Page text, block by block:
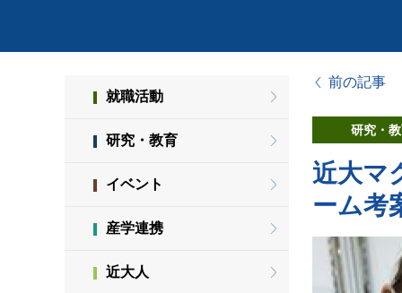
前の記事
研究・
近大マ
ーム考
就職活動
研究・教育
イベント
産学連携
近大人